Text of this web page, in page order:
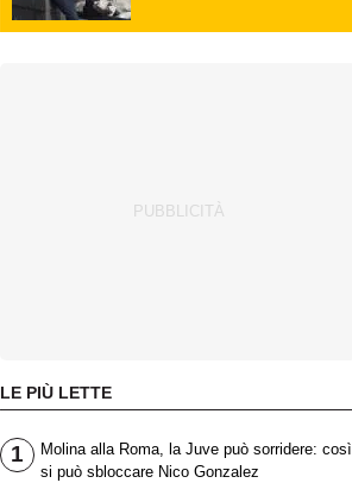
LE PIÙ LETTE
1
Molina alla Roma, la Juve può sorridere: così
si può sbloccare Nico Gonzalez